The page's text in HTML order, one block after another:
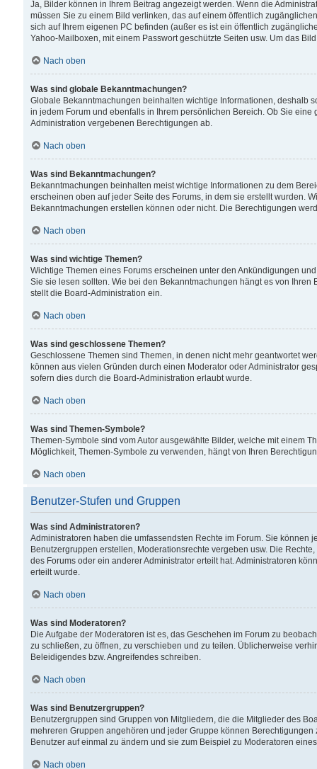
Ja, Bilder können in Ihrem Beitrag angezeigt werden. Wenn die
müssen Sie zu einem Bild verlinken, das auf einem öffentlich
sich auf Ihrem eigenen PC befinden (außer es ist ein öffentlich
Yahoo-Mailboxen, mit einem Passwort geschützte Seiten usw. Um das
Nach oben
Was sind globale Bekanntmachungen?
Globale Bekanntmachungen beinhalten wichtige Informationen, deshalb
in jedem Forum und ebenfalls in Ihrem persönlichen Bereich. Ob Sie
Administration vergebenen Berechtigungen ab.
Nach oben
Was sind Bekanntmachungen?
Bekanntmachungen beinhalten meist wichtige Informationen zu dem
erscheinen oben auf jeder Seite des Forums, in dem sie erstellt wurden.
Bekanntmachungen erstellen können oder nicht. Die Berechtigungen
Nach oben
Was sind wichtige Themen?
Wichtige Themen eines Forums erscheinen unter den Ankündigungen
Sie sie lesen sollten. Wie bei den Bekanntmachungen hängt es von
stellt die Board-Administration ein.
Nach oben
Was sind geschlossene Themen?
Geschlossene Themen sind Themen, in denen nicht mehr geantwortet
können aus vielen Gründen durch einen Moderator oder Administrator
sofern dies durch die Board-Administration erlaubt wurde.
Nach oben
Was sind Themen-Symbole?
Themen-Symbole sind vom Autor ausgewählte Bilder, welche mit einem
Möglichkeit, Themen-Symbole zu verwenden, hängt von Ihren
Nach oben
Benutzer-Stufen und Gruppen
Was sind Administratoren?
Administratoren haben die umfassendsten Rechte im Forum. Sie können
Benutzergruppen erstellen, Moderationsrechte vergeben usw. Die
des Forums oder ein anderer Administrator erteilt hat. Administratoren
erteilt wurde.
Nach oben
Was sind Moderatoren?
Die Aufgabe der Moderatoren ist es, das Geschehen im Forum zu
zu schließen, zu öffnen, zu verschieben und zu teilen. Üblicherweise
Beleidigendes bzw. Angreifendes schreiben.
Nach oben
Was sind Benutzergruppen?
Benutzergruppen sind Gruppen von Mitgliedern, die die Mitglieder des
mehreren Gruppen angehören und jeder Gruppe können
Benutzer auf einmal zu ändern und sie zum Beispiel zu Moderatoren
Nach oben